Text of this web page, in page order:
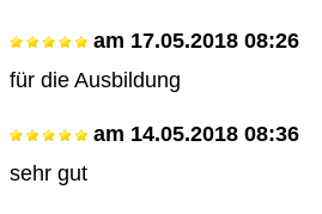
am 17.05.2018 08:26
für die Ausbildung
am 14.05.2018 08:36
sehr gut